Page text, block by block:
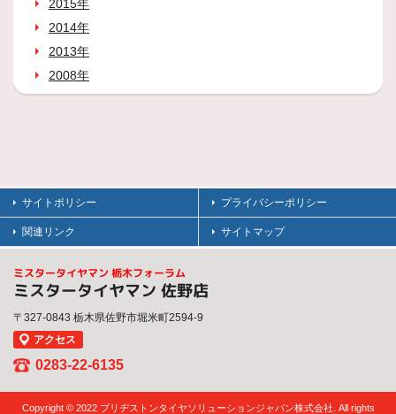
2015年
2014年
2013年
2008年
サイトポリシー プライバシーポリシー
関連リンク サイトマップ
ミスタータイヤマン 栃木フォーラム
ミスタータイヤマン 佐野店
〒327-0843 栃木県佐野市堀米町2594-9
アクセス
0283-22-6135
Copyright © 2022 ブリヂストンタイヤソリューションジャパン株式会社. All rights